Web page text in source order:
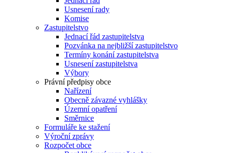
Usnesení rady
Komise
Zastupitelstvo
Jednací řád zastupitelstva
Pozvánka na nejbližší zastupitelstvo
Termíny konání zastupitelstva
Usnesení zastupitelstva
Výbory
Právní předpisy obce
Nařízení
Obecně závazné vyhlášky
Územní opatření
Směrnice
Formuláře ke stažení
Výroční zprávy
Rozpočet obce